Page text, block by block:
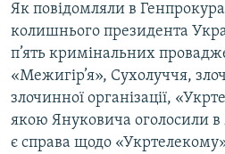
Як повідомляли в
колишнього президента
п’ять кримінальних
«Межигір’я», Сухолуччя,
злочинної організації,
якою Януковича оголосили
є справа щодо